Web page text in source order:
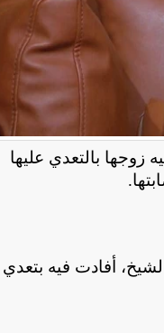
بالتعدي عليها
.
أفادت فيه بتعدي